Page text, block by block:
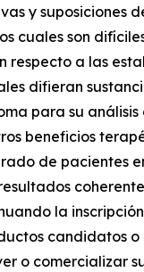
y suposiciones
cuales son
respecto a las
difieran
para su
beneficios
de pacientes
la
candidatos o
o comercializar